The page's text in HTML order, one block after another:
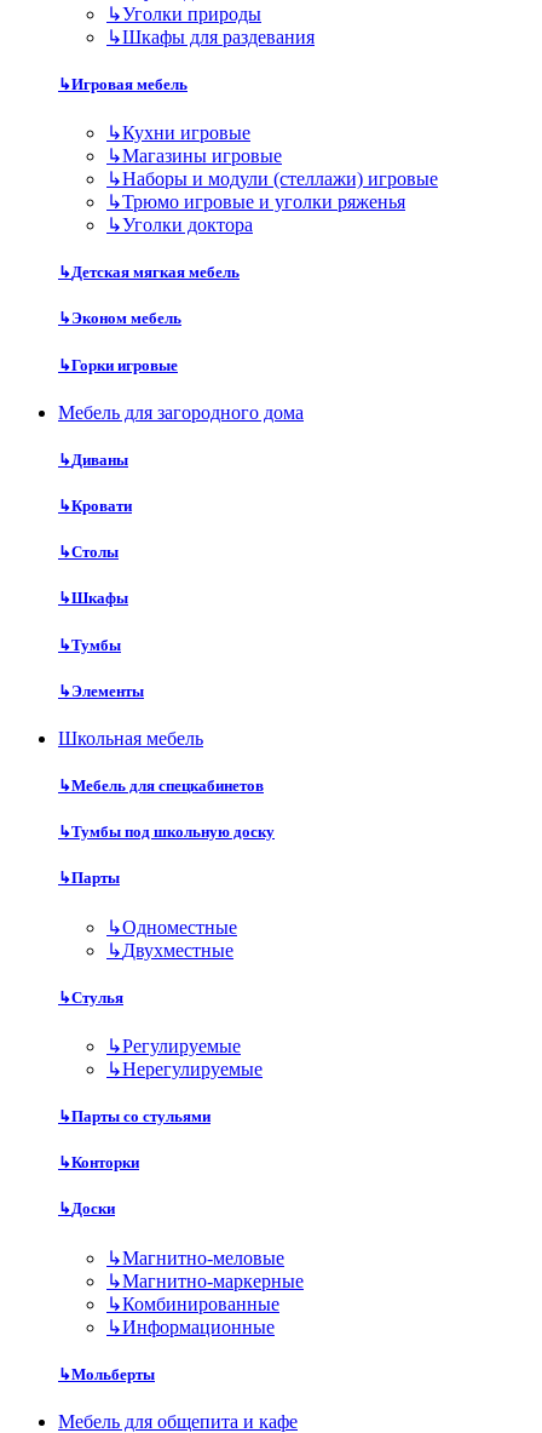
↳Уголки природы
↳Шкафы для раздевания
↳Игровая мебель
↳Кухни игровые
↳Магазины игровые
↳Наборы и модули (стеллажи) игровые
↳Трюмо игровые и уголки ряженья
↳Уголки доктора
↳Детская мягкая мебель
↳Эконом мебель
↳Горки игровые
Мебель для загородного дома
↳Диваны
↳Кровати
↳Столы
↳Шкафы
↳Тумбы
↳Элементы
Школьная мебель
↳Мебель для спецкабинетов
↳Тумбы под школьную доску
↳Парты
↳Одноместные
↳Двухместные
↳Стулья
↳Регулируемые
↳Нерегулируемые
↳Парты со стульями
↳Конторки
↳Доски
↳Магнитно-меловые
↳Магнитно-маркерные
↳Комбинированные
↳Информационные
↳Мольберты
Мебель для общепита и кафе